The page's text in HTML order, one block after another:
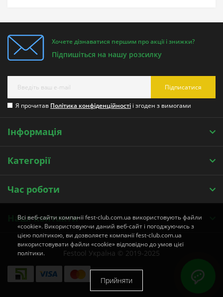
Хочете дізнаватися першим про акції і знижки?
Підпишіться на нашу розсилку
Підписатися
Я прочитав Політика конфіденційності і згоден з вимогами
Інформація
Категорії
Час роботи
Наші контакти
Festool УкраЇна © 2019-2025
Всі веб-сайти компанії fest-club.com.ua використовують файли
«cookie». Використовуючи даний веб-сайт і погоджуючись з
цією політикою, ви дозволяєте компанії fest-club.com.ua
використовувати файли «cookie» відповідно до умов цієї
політики.
Прийняти